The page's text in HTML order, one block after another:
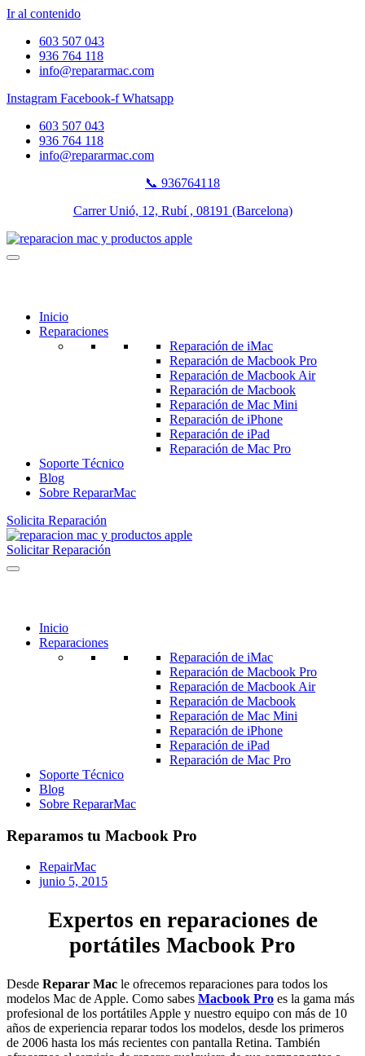
Ir al contenido
603 507 043
936 764 118
info@repararmac.com
Instagram Facebook-f Whatsapp
603 507 043
936 764 118
info@repararmac.com
📞 936764118
Carrer Unió, 12, Rubí , 08191 (Barcelona)
Inicio
Reparaciones
Reparación de iMac
Reparación de Macbook Pro
Reparación de Macbook Air
Reparación de Macbook
Reparación de Mac Mini
Reparación de iPhone
Reparación de iPad
Reparación de Mac Pro
Soporte Técnico
Blog
Sobre RepararMac
Solicita Reparación
Solicitar Reparación
Inicio
Reparaciones
Reparación de iMac
Reparación de Macbook Pro
Reparación de Macbook Air
Reparación de Macbook
Reparación de Mac Mini
Reparación de iPhone
Reparación de iPad
Reparación de Mac Pro
Soporte Técnico
Blog
Sobre RepararMac
Reparamos tu Macbook Pro
RepairMac
junio 5, 2015
Expertos en reparaciones de
portátiles Macbook Pro
Desde Reparar Mac le ofrecemos reparaciones para todos los
modelos Mac de Apple. Como sabes Macbook Pro es la gama más
profesional de los portátiles Apple y nuestro equipo con más de 10
años de experiencia reparar todos los modelos, desde los primeros
de 2006 hasta los más recientes con pantalla Retina. También